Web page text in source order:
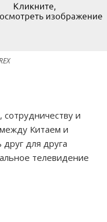
и
Китаем и
для друга
телевидение